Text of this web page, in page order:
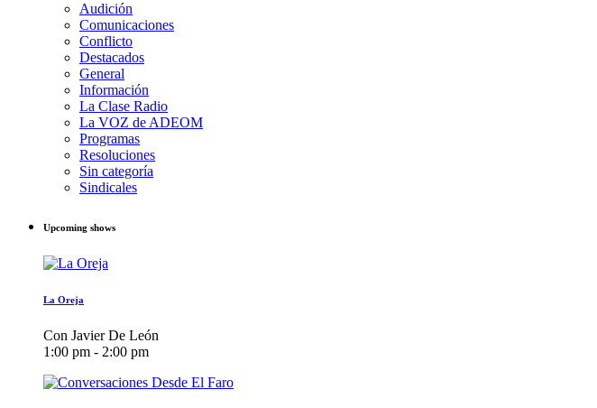
Audición
Comunicaciones
Conflicto
Destacados
General
Información
La Clase Radio
La VOZ de ADEOM
Programas
Resoluciones
Sin categoría
Sindicales
Upcoming shows
La Oreja
Con Javier De León
1:00 pm - 2:00 pm